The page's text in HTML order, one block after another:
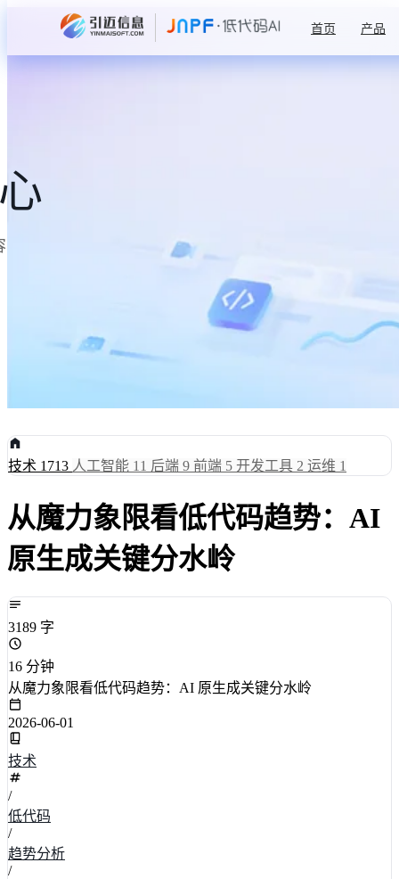
首页 产品
技术 1713 人工智能 11 后端 9 前端 5 开发工具 2 运维 1
从魔力象限看低代码趋势：AI
原生成关键分水岭
3189 字
16 分钟
从魔力象限看低代码趋势：AI 原生成关键分水岭
2026-06-01
技术
/
低代码
/
趋势分析
/